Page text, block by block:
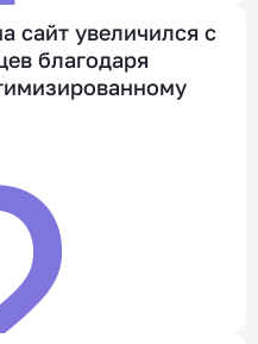
сайт увеличился с
благодаря